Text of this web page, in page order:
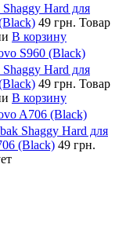
Hard для
49 грн. Товар
В корзину
S960 (Black)
Hard для
49 грн. Товар
В корзину
A706 (Black)
Shaggy Hard для
(Black) 49 грн.